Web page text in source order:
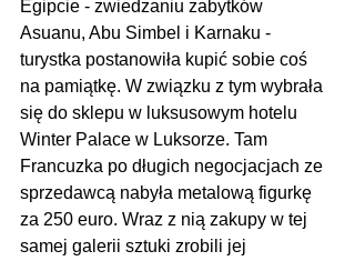
Egipcie - zwiedzaniu zabytków
Asuanu, Abu Simbel i Karnaku -
turystka postanowiła kupić sobie coś
na pamiątkę. W związku z tym wybrała
się do sklepu w luksusowym hotelu
Winter Palace w Luksorze. Tam
Francuzka po długich negocjacjach ze
sprzedawcą nabyła metalową figurkę
za 250 euro. Wraz z nią zakupy w tej
samej galerii sztuki zrobili jej